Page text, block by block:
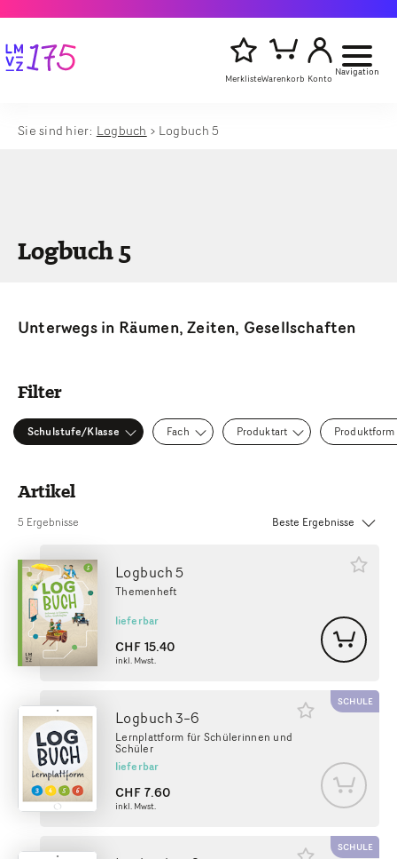
MerklisteWarenkorb Konto
Navigation
Sie sind hier: Logbuch Logbuch 5
Logbuch 5
Unterwegs in Räumen, Zeiten, Gesellschaften
Filter
Schulstufe/Klasse Fach Produktart Produktform
Artikel
5 Ergebnisse
Logbuch 5
Themenheft
lieferbar
CHF15.40
inkl. Mwst.
SCHULE
Logbuch 3–6
Lernplattform für Schülerinnen und
Schüler
lieferbar
CHF7.60
inkl. Mwst.
SCHULE